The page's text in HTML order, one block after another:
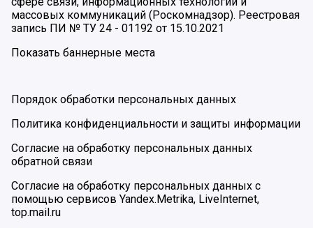
массовых коммуникаций (Роскомнадзор). Реестровая
запись ПИ № ТУ 24 - 01192 от 15.10.2021
Показать баннерные места
Порядок обработки персональных данных
Политика конфиденциальности и защиты информации
Согласие на обработку персональных данных
обратной связи
Согласие на обработку персональных данных с
помощью сервисов Yandex.Metrika, LiveInternet,
top.mail.ru